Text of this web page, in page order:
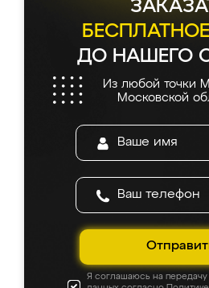
ДО НАШЕГО
Из любой точки
Московской
Я соглашаюсь на